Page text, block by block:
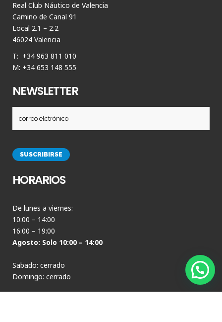
Real Club Náutico de Valencia
Camino de Canal 91
Local 2.1 – 2.2
46024 Valencia
T: +34 963 811 010
M: +34 653 148 555
NEWSLETTER
HORARIOS
De lunes a viernes:
10:00 – 14:00
16:00 – 19:00
Agosto: Solo 10:00 – 14:00
Sabado: cerrado
Domingo: cerrado